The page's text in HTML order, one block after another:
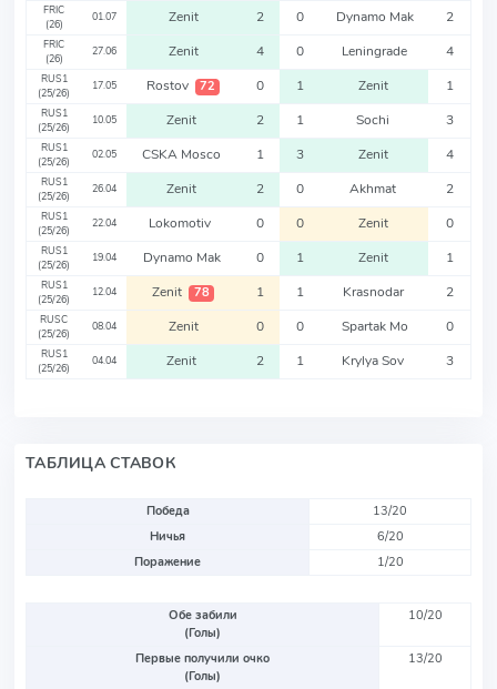
FRIC
(26)
01.07 Zenit 2 0 Dynamo Mak 2
FRIC
(26)
27.06 Zenit 4 0 Leningrade 4
RUS1
(25/26)
17.05 Rostov 72 0 1 Zenit 1
RUS1
(25/26)
10.05 Zenit 2 1 Sochi 3
RUS1
(25/26)
02.05 CSKA Mosco 1 3 Zenit 4
RUS1
(25/26)
26.04 Zenit 2 0 Akhmat 2
RUS1
(25/26)
22.04 Lokomotiv 0 0 Zenit 0
RUS1
(25/26)
19.04 Dynamo Mak 0 1 Zenit 1
RUS1
(25/26)
12.04 Zenit 78 1 1 Krasnodar 2
RUSC
(25/26)
08.04 Zenit 0 0 Spartak Mo 0
RUS1
(25/26)
04.04 Zenit 2 1 Krylya Sov 3
ТАБЛИЦА СТАВОК
Победа
13/20
Ничья
6/20
Поражение
1/20
Обе забили
(Голы)
10/20
Первые получили очко
(Голы)
13/20